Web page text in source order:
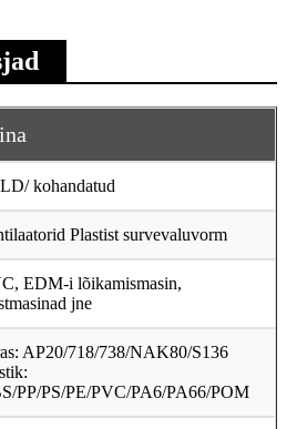
kohandatud
Plastist survevaluvorm
EDM-i lõikamismasin,
jne
AP20/718/738/NAK80/S136
PP/PS/PE/PVC/PA6/PA66/POM